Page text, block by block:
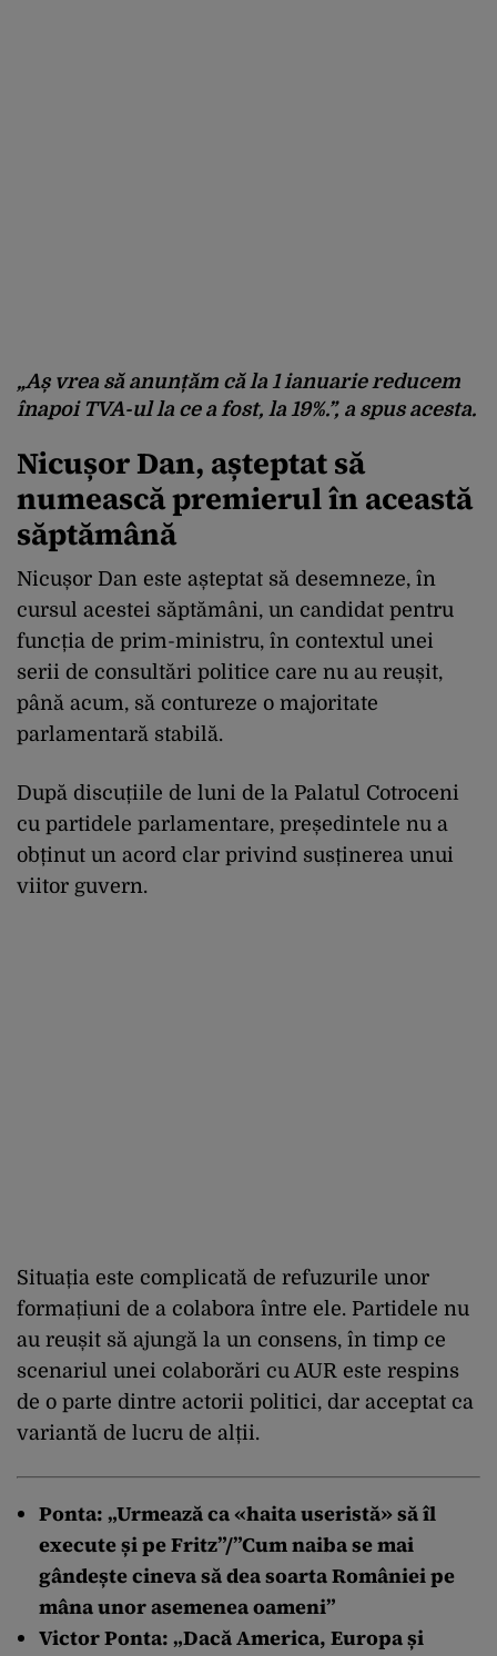
„Aș vrea să anunțăm că la 1 ianuarie reducem
înapoi TVA-ul la ce a fost, la 19%.”, a spus acesta.
Nicușor Dan, așteptat să
numească premierul în această
săptămână
Nicușor Dan este așteptat să desemneze, în
cursul acestei săptămâni, un candidat pentru
funcția de prim-ministru, în contextul unei
serii de consultări politice care nu au reușit,
până acum, să contureze o majoritate
parlamentară stabilă.
După discuțiile de luni de la Palatul Cotroceni
cu partidele parlamentare, președintele nu a
obținut un acord clar privind susținerea unui
viitor guvern.
Situația este complicată de refuzurile unor
formațiuni de a colabora între ele. Partidele nu
au reușit să ajungă la un consens, în timp ce
scenariul unei colaborări cu AUR este respins
de o parte dintre actorii politici, dar acceptat ca
variantă de lucru de alții.
Ponta: „Urmează ca «haita useristă» să îl
execute și pe Fritz”/”Cum naiba se mai
gândește cineva să dea soarta României pe
mâna unor asemenea oameni”
Victor Ponta: „Dacă America, Europa și